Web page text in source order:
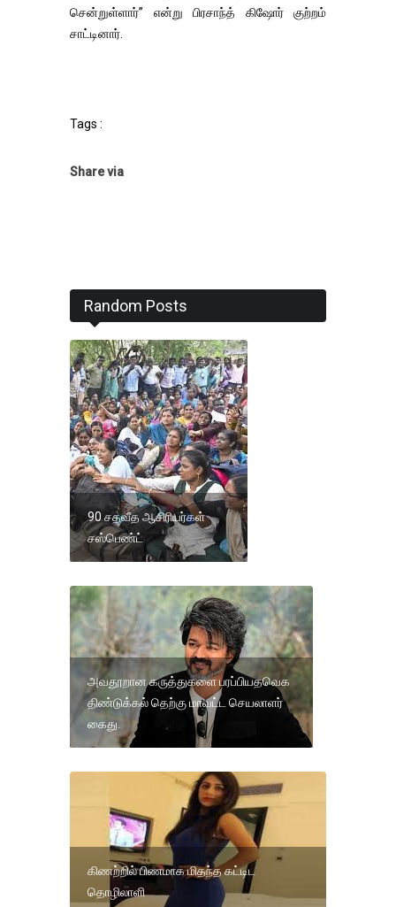
சென்றுள்ளார்” என்று பிரசாந்த் கிஷோர் குற்றம்
சாட்டினார்.
Tags :
Share via
Random Posts
90 சதவீத ஆசிரியர்கள்
சஸ்பெண்ட்
அவதூறான கருத்துகளை பரப்பியதவெக
திண்டுக்கல் தெற்கு மாவட்ட செயலாளர்
கைது.
கிணற்றில் பிணமாக மிதந்த கட்டிட
தொழிலாளி